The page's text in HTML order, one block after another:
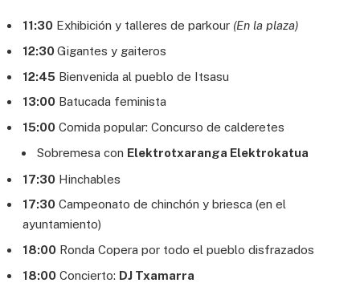
11:30 Exhibición y talleres de parkour (En la plaza)
12:30Gigantes y gaiteros
12:45 Bienvenida al pueblo de Itsasu
13:00 Batucada feminista
15:00 Comida popular: Concurso de calderetes
Sobremesa con Elektrotxaranga Elektrokatua
17:30 Hinchables
17:30 Campeonato de chinchón y briesca (en el
ayuntamiento)
18:00 Ronda Copera por todo el pueblo disfrazados
18:00 Concierto: DJ Txamarra